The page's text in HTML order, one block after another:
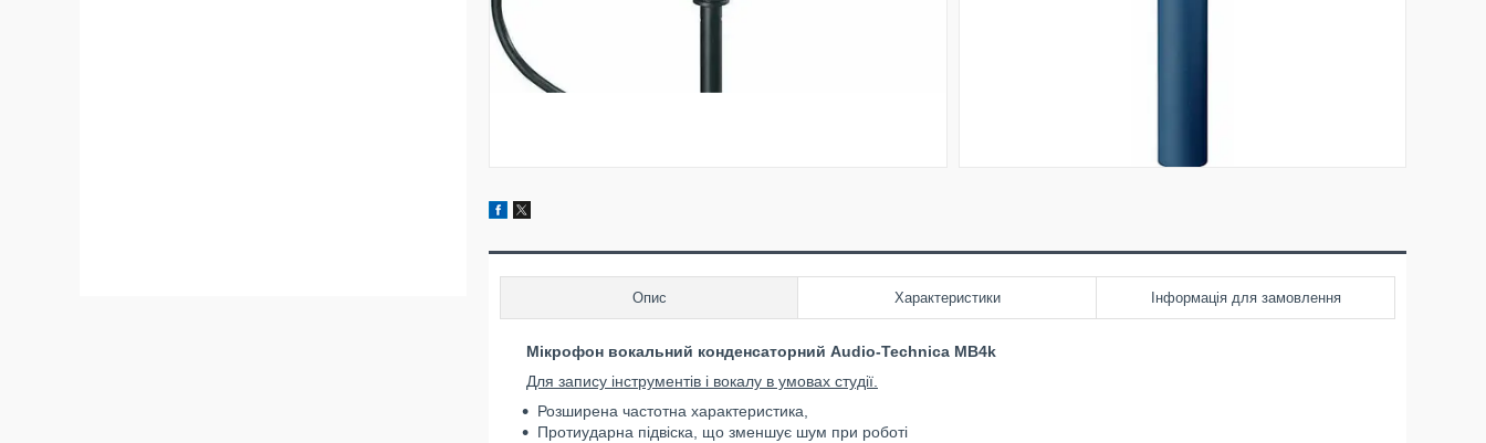
Опис Характеристики Інформація для замовлення
Мікрофон вокальний конденсаторний Audio-Technica MB4k
Для запису інструментів і вокалу в умовах студії.
Розширена частотна характеристика,
Протиударна підвіска, що зменшує шум при роботі